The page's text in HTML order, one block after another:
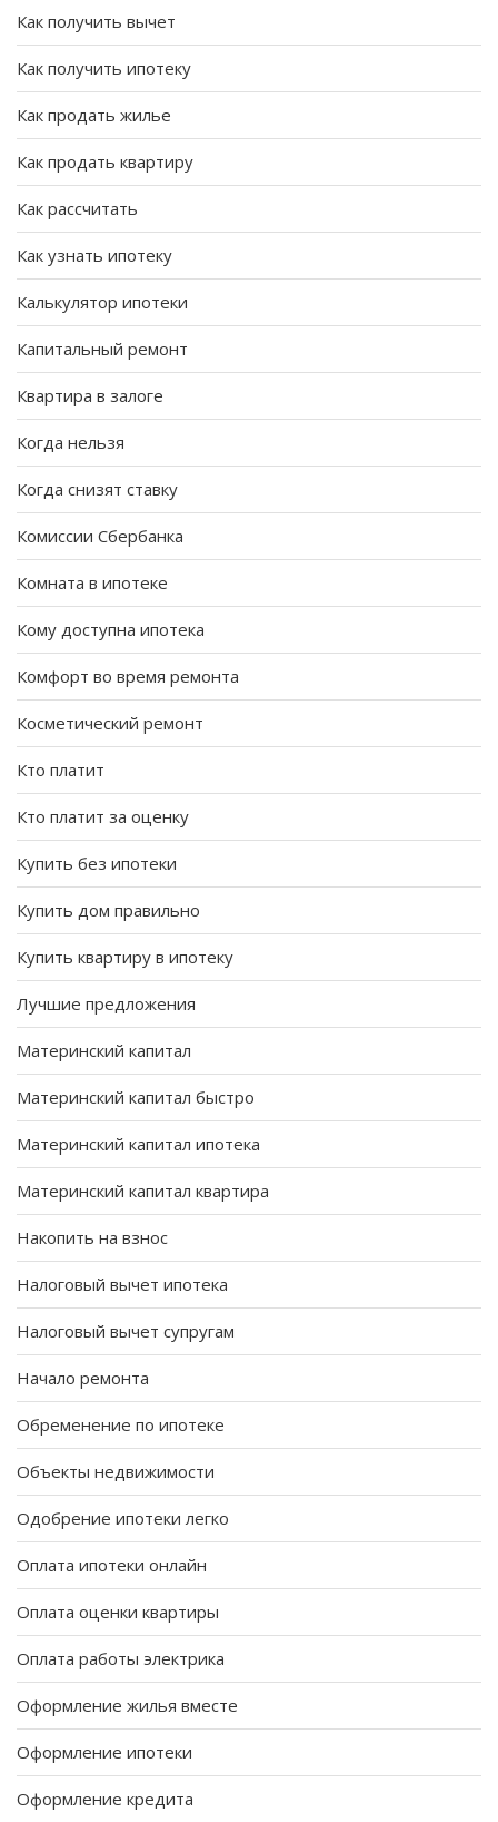
Как получить вычет
Как получить ипотеку
Как продать жилье
Как продать квартиру
Как рассчитать
Как узнать ипотеку
Калькулятор ипотеки
Капитальный ремонт
Квартира в залоге
Когда нельзя
Когда снизят ставку
Комиссии Сбербанка
Комната в ипотеке
Кому доступна ипотека
Комфорт во время ремонта
Косметический ремонт
Кто платит
Кто платит за оценку
Купить без ипотеки
Купить дом правильно
Купить квартиру в ипотеку
Лучшие предложения
Материнский капитал
Материнский капитал быстро
Материнский капитал ипотека
Материнский капитал квартира
Накопить на взнос
Налоговый вычет ипотека
Налоговый вычет супругам
Начало ремонта
Обременение по ипотеке
Объекты недвижимости
Одобрение ипотеки легко
Оплата ипотеки онлайн
Оплата оценки квартиры
Оплата работы электрика
Оформление жилья вместе
Оформление ипотеки
Оформление кредита